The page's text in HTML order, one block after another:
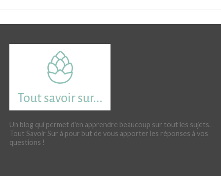
Un blog qui permet d'en apprendre beaucoup sur tout les sujets.
Tout Savoir Sur à pour but de vous apporter les réponses à vos
questions !